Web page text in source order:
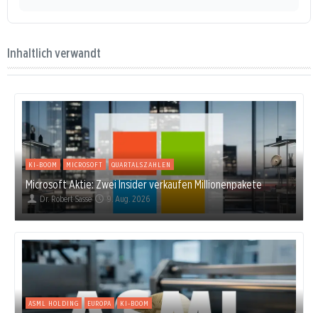
Inhaltlich verwandt
KI-BOOM MICROSOFT QUARTALSZAHLEN
Microsoft Aktie: Zwei Insider verkaufen Millionenpakete
Dr. Robert Sasse 9. Aug. 2026
ASML HOLDING EUROPA KI-BOOM